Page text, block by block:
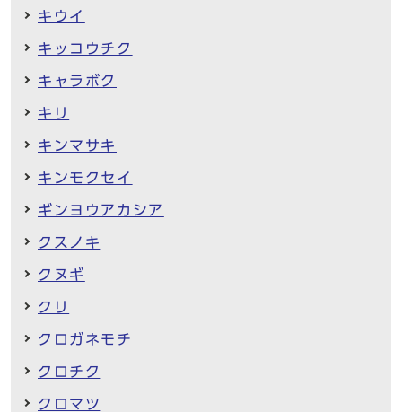
キウイ
キッコウチク
キャラボク
キリ
キンマサキ
キンモクセイ
ギンヨウアカシア
クスノキ
クヌギ
クリ
クロガネモチ
クロチク
クロマツ